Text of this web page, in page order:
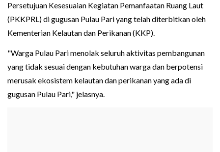
Persetujuan Kesesuaian Kegiatan Pemanfaatan Ruang Laut
(PKKPRL) di gugusan Pulau Pari yang telah diterbitkan oleh
Kementerian Kelautan dan Perikanan (KKP).
"Warga Pulau Pari menolak seluruh aktivitas pembangunan
yang tidak sesuai dengan kebutuhan warga dan berpotensi
merusak ekosistem kelautan dan perikanan yang ada di
gugusan Pulau Pari," jelasnya.